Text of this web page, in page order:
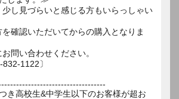
し見づらいと感じる方もいらっしゃい
確認いただいてからの購入となりま
問い合わせください。
832-1122〕
高校生&中学生以下のお客様が超お